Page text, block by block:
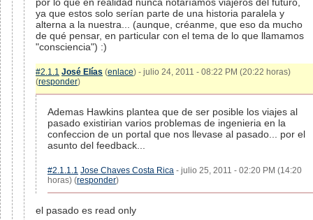
ya que estos solo serían parte de una historia paralela y
alterna a la nuestra... (aunque, créanme, que eso da mucho
de qué pensar, en particular con el tema de lo que llamamos
"consciencia") :)
#2.1.1 José Elías (enlace) - julio 24, 2011 - 08:22 PM (20:22 horas)
(responder)
Ademas Hawkins plantea que de ser posible los viajes al
pasado existirian varios problemas de ingenieria en la
confeccion de un portal que nos llevase al pasado... por el
asunto del feedback...
#2.1.1.1 Jose Chaves Costa Rica - julio 25, 2011 - 02:20 PM (14:20
horas) (responder)
el pasado es read only